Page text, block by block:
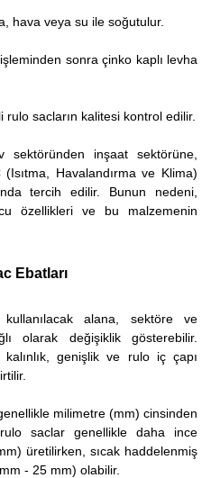
hava veya su ile soğutulur.
sonra çinko kaplı levha
sacların kalitesi kontrol edilir.
sektöründen inşaat sektörüne,
Havalandırma ve Klima)
tercih edilir. Bunun nedeni,
özellikleri ve bu malzemenin
Ebatları
alana, sektöre ve
olarak değişiklik gösterebilir.
genişlik ve rulo iç çapı
genellikle milimetre (mm) cinsinden
saclar genellikle daha ince
üretilirken, sıcak haddelenmiş
- 25 mm) olabilir.